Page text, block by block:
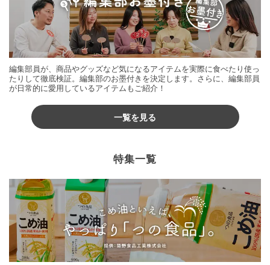
編集部員が、商品やグッズなど気になるアイテムを実際に食べたり使っ
たりして徹底検証。編集部のお墨付きを決定します。さらに、編集部員
が日常的に愛用しているアイテムもご紹介！
一覧を見る
特集一覧